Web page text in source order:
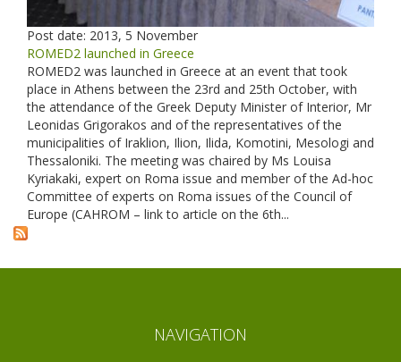
Post date: 2013, 5 November
ROMED2 launched in Greece
ROMED2 was launched in Greece at an event that took
place in Athens between the 23rd and 25th October, with
the attendance of the Greek Deputy Minister of Interior, Mr
Leonidas Grigorakos and of the representatives of the
municipalities of Iraklion, Ilion, Ilida, Komotini, Mesologi and
Thessaloniki. The meeting was chaired by Ms Louisa
Kyriakaki, expert on Roma issue and member of the Ad-hoc
Committee of experts on Roma issues of the Council of
Europe (CAHROM – link to article on the 6th...
NAVIGATION